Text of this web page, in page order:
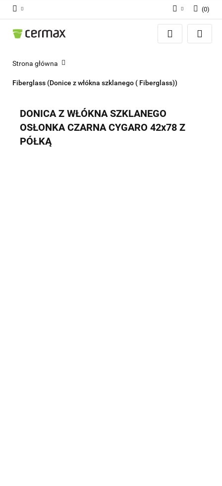
Zaloguj się
(0)
Strona główna
Fiberglass (Donice z włókna szklanego ( Fiberglass))
DONICA Z WŁÓKNA SZKLANEGO
OSŁONKA CZARNA CYGARO 42x78 Z
PÓŁKĄ